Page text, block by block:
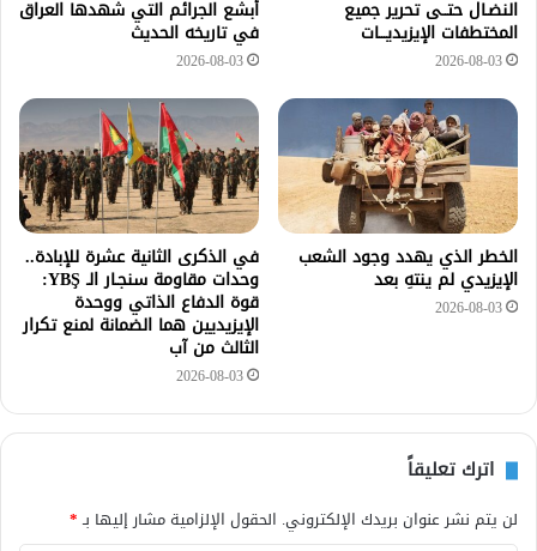
النضـال حتــى تحرير جميع
المختطفات الإيزيديـــات
2026-08-03
أبشع الجرائم التي شهدها العراق
في تاريخه الحديث
2026-08-03
الخطر الذي يهدد وجود الشعب
الإيزيدي لم ينتهِ بعد
2026-08-03
في الذكرى الثانية عشرة للإبادة..
وحدات مقاومة سنجـار الـ YBŞ:
قوة الدفاع الذاتي ووحدة
الإيزيديين هما الضمانة لمنع تكرار
الثالث من آب
2026-08-03
اترك تعليقاً
لن يتم نشر عنوان بريدك الإلكتروني. الحقول الإلزامية مشار إليها بـ*